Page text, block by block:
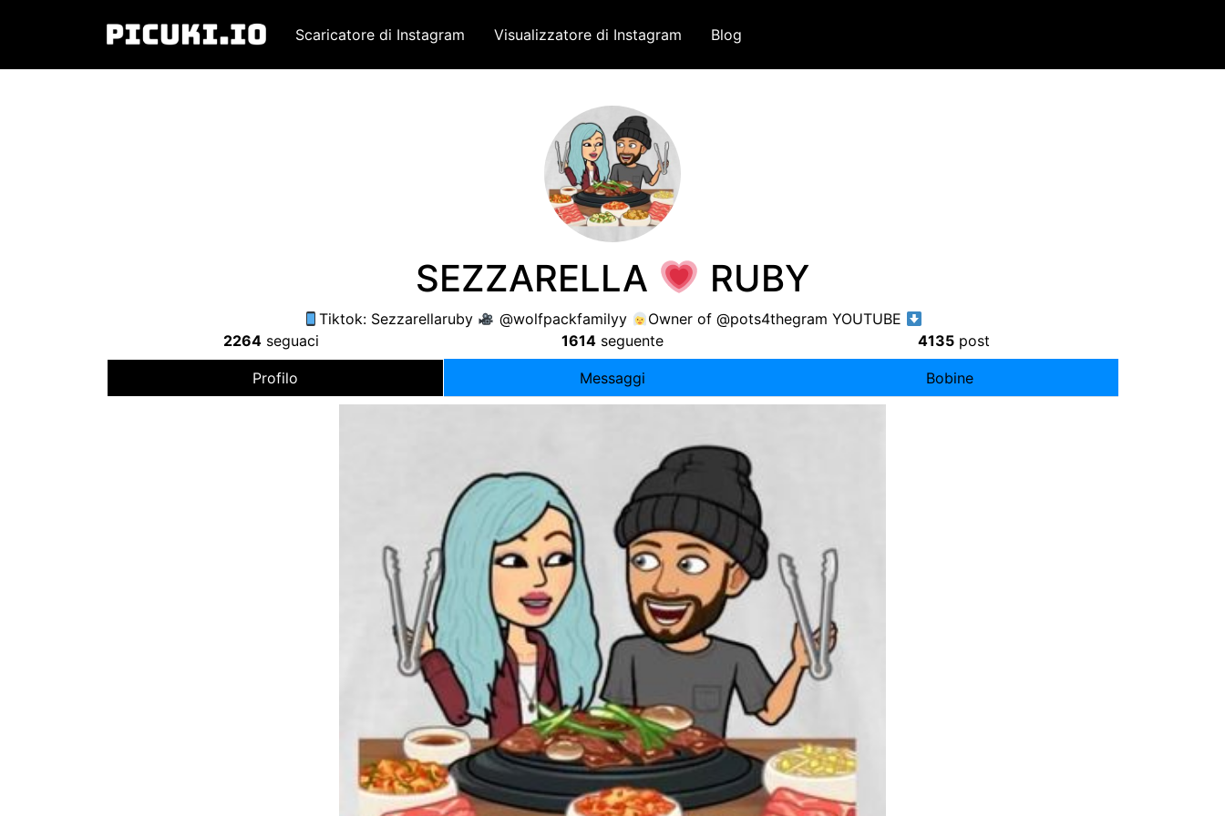
Scaricatore di Instagram Visualizzatore di Instagram Blog
SEZZARELLA RUBY
Tiktok: Sezzarellaruby @wolfpackfamilyy
Owner of @pots4thegram YOUTUBE
2264seguaci 1614 seguente 4135 post
Profilo Messaggi Bobine